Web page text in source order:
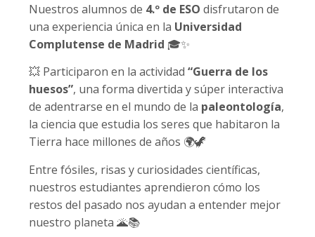
Nuestros alumnos de 4.º de ESO disfrutaron de
una experiencia única en la Universidad
Complutense de Madrid 🎓✨
💥 Participaron en la actividad“Guerra de los
huesos”, una forma divertida y súper interactiva
de adentrarse en el mundo de la paleontología,
la ciencia que estudia los seres que habitaron la
Tierra hace millones de años 🌍🦖
Entre fósiles, risas y curiosidades científicas,
nuestros estudiantes aprendieron cómo los
restos del pasado nos ayudan a entender mejor
nuestro planeta🌋📚